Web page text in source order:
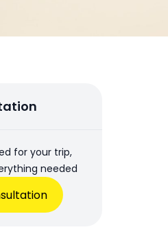
for your trip,
needed